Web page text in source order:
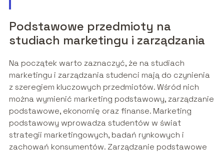
Podstawowe przedmioty na
studiach marketingu i zarządzania
Na początek warto zaznaczyć, że na studiach
marketingu i zarządzania studenci mają do czynienia
z szeregiem kluczowych przedmiotów. Wśród nich
można wymienić marketing podstawowy, zarządzanie
podstawowe, ekonomię oraz finanse. Marketing
podstawowy wprowadza studentów w świat
strategii marketingowych, badań rynkowych i
zachowań konsumentów. Zarządzanie podstawowe